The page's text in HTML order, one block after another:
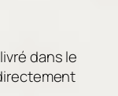
dans le